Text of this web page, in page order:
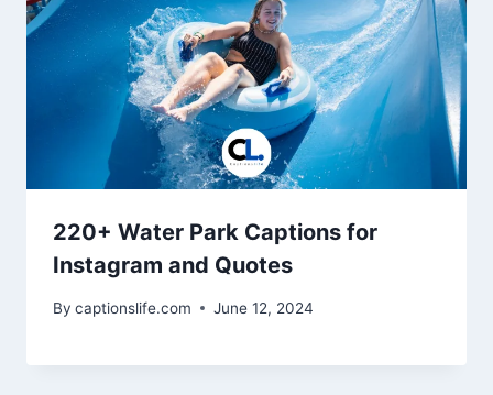
220+ Water Park Captions for
Instagram and Quotes
By captionslife.com June 12, 2024